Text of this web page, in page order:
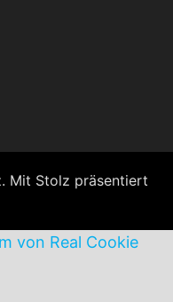
. Mit Stolz präsentiert
von Real Cookie